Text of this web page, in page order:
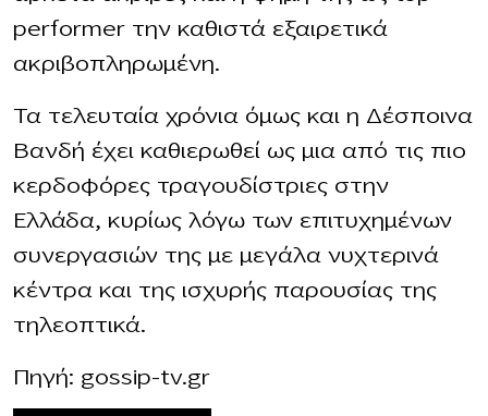
performer την καθιστά εξαιρετικά
ακριβοπληρωμένη.
Τα τελευταία χρόνια όμως και η Δέσποινα
Βανδή έχει καθιερωθεί ως μια από τις πιο
κερδοφόρες τραγουδίστριες στην
Ελλάδα, κυρίως λόγω των επιτυχημένων
συνεργασιών της με μεγάλα νυχτερινά
κέντρα και της ισχυρής παρουσίας της
τηλεοπτικά.
Πηγή: gossip-tv.gr